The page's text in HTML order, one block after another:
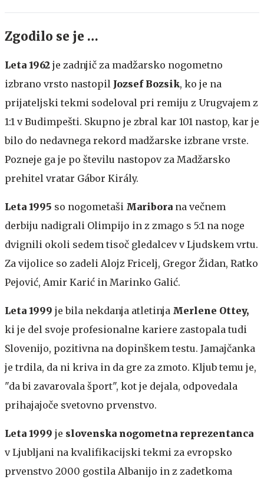
Zgodilo se je …
Leta 1962 je zadnjič za madžarsko nogometno
izbrano vrsto nastopil Jozsef Bozsik, ko je na
prijateljski tekmi sodeloval pri remiju z Urugvajem z
1:1 v Budimpešti. Skupno je zbral kar 101 nastop, kar je
bilo do nedavnega rekord madžarske izbrane vrste.
Pozneje ga je po številu nastopov za Madžarsko
prehitel vratar Gábor Király.
Leta 1995 so nogometaši Maribora na večnem
derbiju nadigrali Olimpijo in z zmago s 5:1 na noge
dvignili okoli sedem tisoč gledalcev v Ljudskem vrtu.
Za vijolice so zadeli Alojz Fricelj, Gregor Židan, Ratko
Pejović, Amir Karić in Marinko Galić.
Leta 1999 je bila nekdanja atletinja Merlene Ottey,
ki je del svoje profesionalne kariere zastopala tudi
Slovenijo, pozitivna na dopinškem testu. Jamajčanka
je trdila, da ni kriva in da gre za zmoto. Kljub temu je,
"da bi zavarovala šport", kot je dejala, odpovedala
prihajajoče svetovno prvenstvo.
Leta 1999 je slovenska nogometna reprezentanca
v Ljubljani na kvalifikacijski tekmi za evropsko
prvenstvo 2000 gostila Albanijo in z zadetkoma